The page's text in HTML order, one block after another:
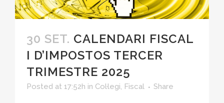
30 SET. CALENDARI FISCAL
I D’IMPOSTOS TERCER
TRIMESTRE 2025
Posted at 17:52h in Col·legi, Fiscal Share